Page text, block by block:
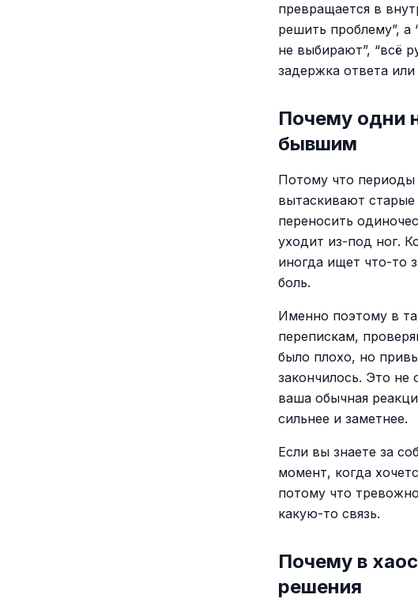
превращается в
решить проблему”, а
не выбирают”, “всё
задержка ответа
Почему одни
бывшим
Потому что периоды
вытаскивают
переносить
уходит из-под ног.
иногда ищет что-то
боль.
Именно поэтому в
перепискам,
было плохо, но
закончилось. Это не
ваша обычная
сильнее и заметнее.
Если вы знаете за
момент, когда
потому что
какую-то связь.
Почему в
решения